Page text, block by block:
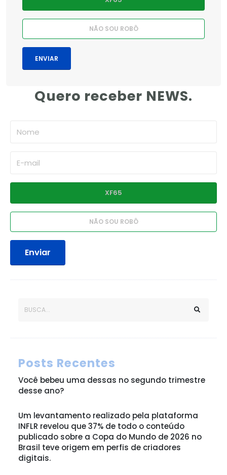
Quero receber NEWS.
Enviar
Posts Recentes
Você bebeu uma dessas no segundo trimestre
desse ano?
Um levantamento realizado pela plataforma
INFLR revelou que 37% de todo o conteúdo
publicado sobre a Copa do Mundo de 2026 no
Brasil teve origem em perfis de criadores
digitais.